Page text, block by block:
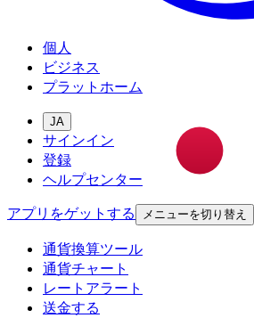
個人
ビジネス
プラットホーム
JA
サインイン
登録
ヘルプセンター
アプリをゲットする
メニューを切り替え
通貨換算ツール
通貨チャート
レートアラート
送金する